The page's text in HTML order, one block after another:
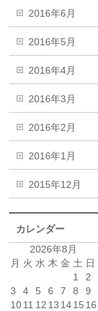
2016年6月
2016年5月
2016年4月
2016年3月
2016年2月
2016年1月
2015年12月
カレンダー
2026年8月
月 火 水 木 金 土 日
1
2
3
4 5 6 7 8
9
1011 12 13 1415 16